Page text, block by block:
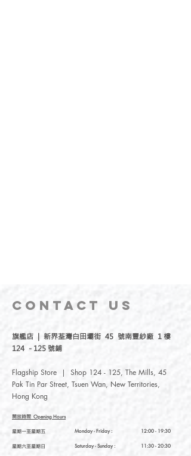
CONTACT US
旗艦店 | 新界荃灣白田壩街 45 號南豐紗廠 1 樓
124 - 125 號鋪
Flagship Store | Shop 124 - 125, The Mills, 45
Pak Tin Par Street, Tsuen Wan, New Territories,
Hong Kong
開放時間 Opening Hours
星期一至星期五
星期六至星期日
12:00 - 19:30
11:30 - 20:30
Monday - Friday :
Saturday- Sunday :